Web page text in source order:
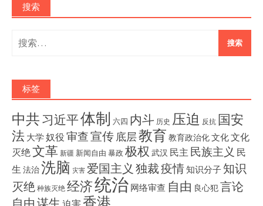
搜索
搜
索：
标签
中共习近平体制 六四 内斗 历史 压迫 反抗 国安
法 大学 奴役 审查宣传底层教育 教育政治化文化文化
灭绝文革 新疆 新闻自由 暴政 极权 武汉 民主 民族主义 民
生 法治洗脑 灾害 爱国主义 独裁疫情知识分子 知识
灭绝 种族灭绝 经济统治 网络审查 自由 良心犯言论
自由 谋生 迫害香港